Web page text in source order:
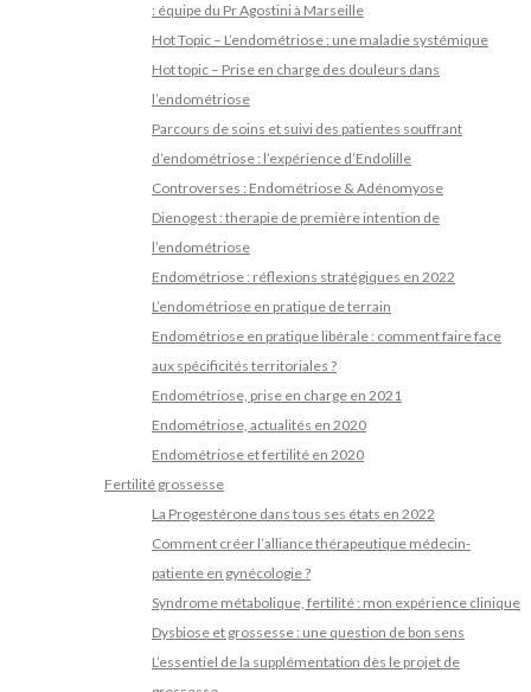
: équipe du Pr Agostini à Marseille
Hot Topic – L’endométriose : une maladie systémique
Hot topic – Prise en charge des douleurs dans
l’endométriose
Parcours de soins et suivi des patientes souffrant
d’endométriose : l’expérience d’Endolille
Controverses : Endométriose & Adénomyose
Dienogest : therapie de première intention de
l’endométriose
Endométriose : réflexions stratégiques en 2022
L’endométriose en pratique de terrain
Endométriose en pratique libérale : comment faire face
aux spécificités territoriales ?
Endométriose, prise en charge en 2021
Endométriose, actualités en 2020
Endométriose et fertilité en 2020
Fertilité grossesse
La Progestérone dans tous ses états en 2022
Comment créer l’alliance thérapeutique médecin-
patiente en gynécologie ?
Syndrome métabolique, fertilité : mon expérience clinique
Dysbiose et grossesse : une question de bon sens
L’essentiel de la supplémentation dès le projet de